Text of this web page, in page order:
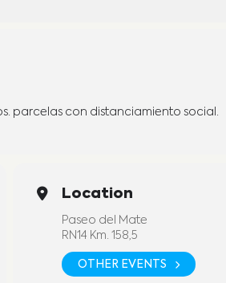
parcelas con distanciamiento social.
Location
Paseo del Mate
RN14 Km. 158,5
OTHER EVENTS